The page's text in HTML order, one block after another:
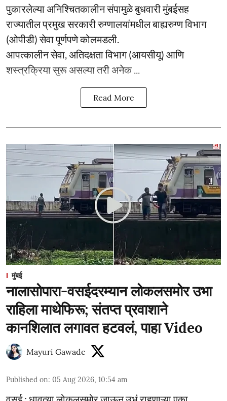
पुकारलेल्या अनिश्चितकालीन संपामुळे बुधवारी मुंबईसह
राज्यातील प्रमुख सरकारी रुग्णालयांमधील बाह्यरुग्ण विभाग
(ओपीडी) सेवा पूर्णपणे कोलमडली.
आपत्कालीन सेवा, अतिदक्षता विभाग (आयसीयू) आणि
शस्त्रक्रिया सुरू असल्या तरी अनेक ...
Read More
मुंबई
नालासोपारा-वसईदरम्यान लोकलसमोर उभा
राहिला माथेफिरू; संतप्त प्रवाशाने
कानशिलात लगावत हटवलं, पाहा Video
Mayuri Gawade
Published on: 05 Aug 2026, 10:54 am